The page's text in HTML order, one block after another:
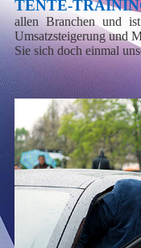
TENTE-
allen Branchen und
Umsatzsteigerung und
Sie sich doch einmal